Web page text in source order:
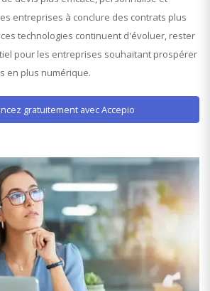
entreprises à conclure des contrats plus
technologies continuent d'évoluer, rester
pour les entreprises souhaitant prospérer
en plus numérique.
gratuitement avec Accepio